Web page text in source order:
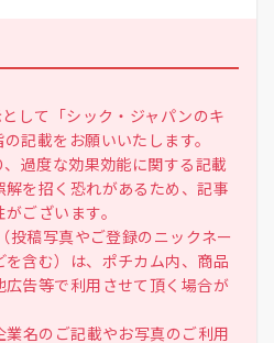
して「シック・ジャパンのキ
記載をお願いいたします。
過度な効果効能に関する記載
を招く恐れがあるため、記事
ございます。
投稿写真やご登録のニックネー
含む）は、ポチカム内、商品
告等で利用させて頂く場合が
名のご記載やお写真のご利用